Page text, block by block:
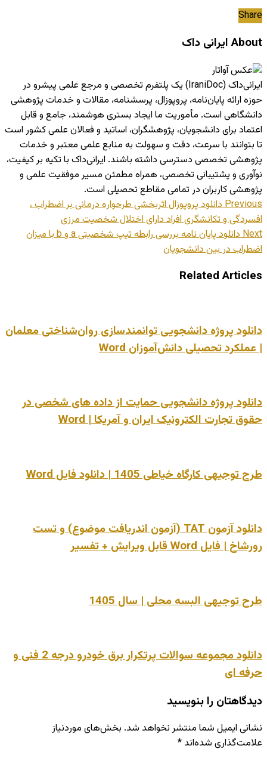
Share
About ایرانی داک
ایرانی‌داک (IraniDoc) یک پلتفرم تخصصی و مرجع علمی پیشرو در
حوزه ارائه پایان‌نامه، پروپوزال، پرسشنامه، مقالات و خدمات پژوهشی
دانشگاهی است. مأموریت ما ایجاد بستری هوشمند، جامع و قابل
اعتماد برای دانشجویان، پژوهشگران، اساتید و فعالان علمی کشور است
تا بتوانند با سرعت، دقت و سهولت به منابع علمی معتبر و خدمات
پژوهشی تخصصی دسترسی داشته باشند. ایرانی‌داک با تکیه بر کیفیت،
نوآوری و پشتیبانی تخصصی، همراه مطمئن مسیر موفقیت علمی و
پژوهشی کاربران در تمامی مقاطع تحصیلی است.
Previousدانلود پروپوزال اثربخشی طرحواره درمانی بر اضطراب ،
افسردگی و تکانشگری افراد دارای اختلال شخصیت مرزی
Next
دانلود پایان نامه بررسی رابطه تیپ شخصیتی a و b با میزان
اضطراب در بین دانشجویان
Related Articles
دانلود پروژه دانشجویی توانمندسازی روان‌شناختی معلمان
| عملکرد تحصیلی دانش‌آموزان Word
دانلود پروژه دانشجویی حمایت از داده های شخصی در
حقوق تجارت الکترونیک ایران و آمریکا | Word
طرح توجیهی کارگاه خیاطی 1405 | دانلود فایل Word
دانلود آزمون TAT (آزمون اندریافت موضوع) و تست
رورشاخ | فایل Word قابل ویرایش + تفسیر
طرح توجیهی البسه محلی | سال 1405
دانلود مجموعه سوالات پرتکرار برق خودرو درجه 2 فنی و
حرفه ای
دیدگاهتان را بنویسید
نشانی ایمیل شما منتشر نخواهد شد. بخش‌های موردنیاز
علامت‌گذاری شده‌اند *